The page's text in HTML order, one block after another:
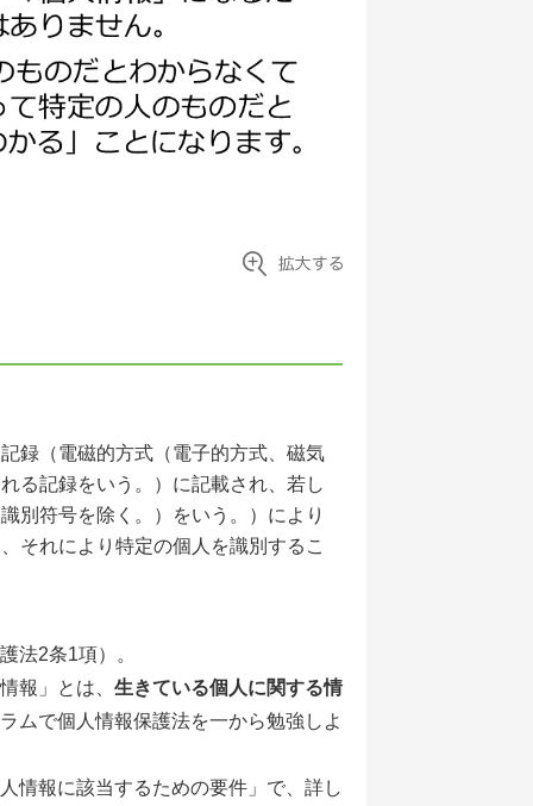
録（電磁的方式（電子的方式、磁気
る記録をいう。）に記載され、若し
別符号を除く。）をいう。）により
それにより特定の個人を識別するこ
法2条1項）。
報」とは、 生きている個人に関する情
ムで個人情報保護法を一から勉強しよ
報に該当するための要件」で、詳し